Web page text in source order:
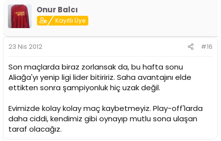
Onur Balcı
Kayıtlı Üye
23 Nis 2012 #16
Son maçlarda biraz zorlansak da, bu hafta sonu
Aliağa'yı yenip ligi lider bitiririz. Saha avantajını elde
ettikten sonra şampiyonluk hiç uzak değil.
Evimizde kolay kolay maç kaybetmeyiz. Play-off'larda
daha ciddi, kendimiz gibi oynayıp mutlu sona ulaşan
taraf olacağız.